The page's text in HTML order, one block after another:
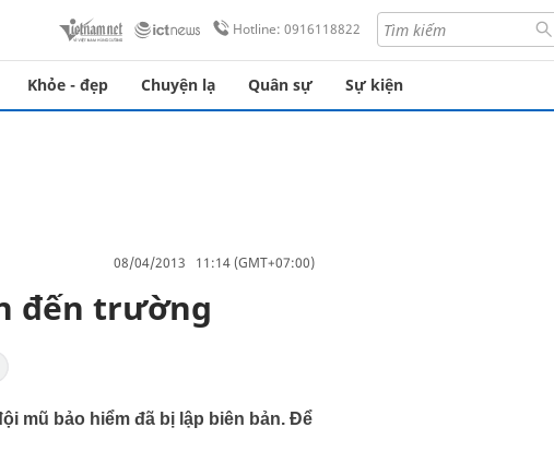
Hotline: 0916118822
Khỏe - đẹp Chuyện lạ Quân sự Sự kiện
08/04/2013 11:14 (GMT+07:00)
đến trường
mũ bảo hiểm đã bị lập biên bản. Để